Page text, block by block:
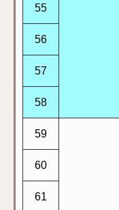
55
56
57
58
59
60
61